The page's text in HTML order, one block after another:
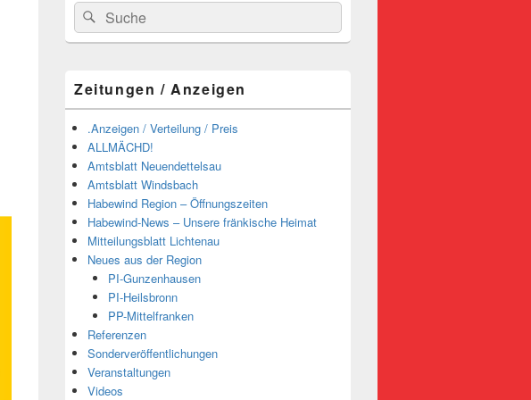
Suchen
nach:
Suchen
Zeitungen / Anzeigen
.Anzeigen / Verteilung / Preis
ALLMÄCHD!
Amtsblatt Neuendettelsau
Amtsblatt Windsbach
Habewind Region – Öffnungszeiten
Habewind-News – Unsere fränkische Heimat
Mitteilungsblatt Lichtenau
Neues aus der Region
PI-Gunzenhausen
PI-Heilsbronn
PP-Mittelfranken
Referenzen
Sonderveröffentlichungen
Veranstaltungen
Videos